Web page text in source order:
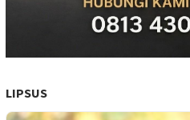
LIPSUS